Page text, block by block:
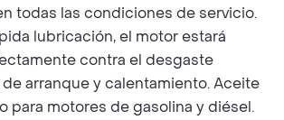
todas las condiciones de servicio.
lubricación, el motor estará
contra el desgaste
arranque y calentamiento. Aceite
para motores de gasolina y diésel.